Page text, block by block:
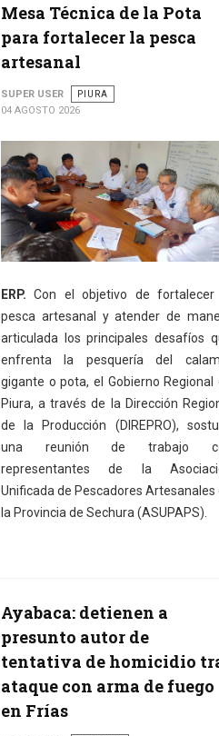
Mesa Técnica de la Pota
para fortalecer la pesca
artesanal
SUPER USER
PIURA
04 AGOSTO 2026
ERP. Con el objetivo de
pesca artesanal y atender de
articulada los principales desafíos
enfrenta la pesquería del
gigante o pota, el Gobierno Regional
Piura, a través de la Dirección
de la Producción (DIREPRO),
una reunión de trabajo
representantes de la
Unificada de Pescadores Artesanales
la Provincia de Sechura (ASUPAPS).
Ayabaca: detienen a
presunto autor de
tentativa de homicidio
ataque con arma de fuego
en Frías